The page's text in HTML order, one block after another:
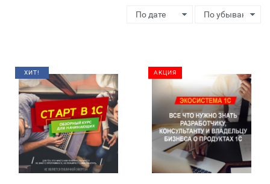
ХИТ! АКЦИЯ